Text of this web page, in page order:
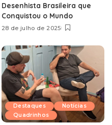
Desenhista Brasileira que
Conquistou o Mundo
28 de julho de 2025
Destaques
Notícias
Quadrinhos